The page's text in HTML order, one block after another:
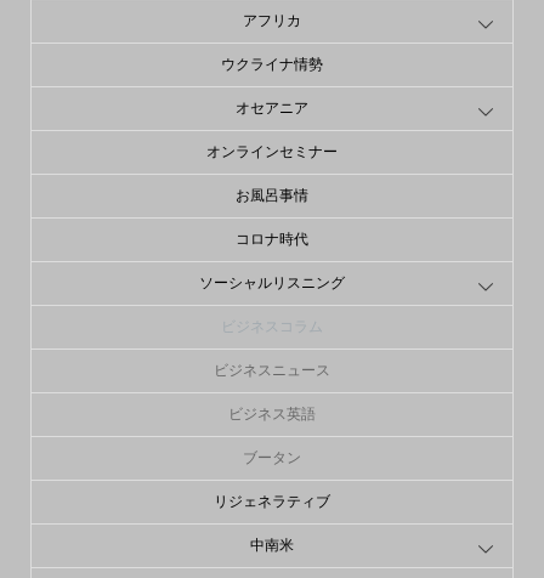
アフリカ
ウクライナ情勢
オセアニア
オンラインセミナー
お風呂事情
コロナ時代
ソーシャルリスニング
ビジネスコラム
ビジネスニュース
ビジネス英語
ブータン
リジェネラティブ
中南米